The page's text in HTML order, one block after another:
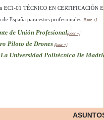
EC1-01 TÉCNICO EN CERTIFICACIÓN
España para estos profesionales. [Leer +]
de Unión Profesional[Leer +]
Piloto de Drones [Leer +]
La Universidad Politécnica De